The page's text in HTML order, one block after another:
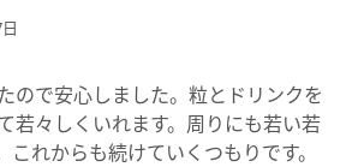
ので安心しました。粒とドリンクを
若々しくいれます。周りにも若い若
これからも続けていくつもりです。